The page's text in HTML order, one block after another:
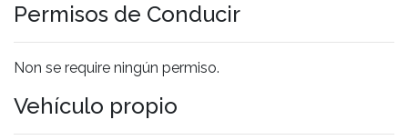
Permisos de Conducir
Non se require ningún permiso.
Vehículo propio